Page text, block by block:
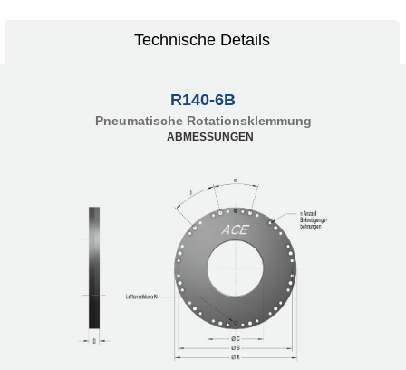
Technische Details
R140-6B
Pneumatische Rotationsklemmung
ABMESSUNGEN